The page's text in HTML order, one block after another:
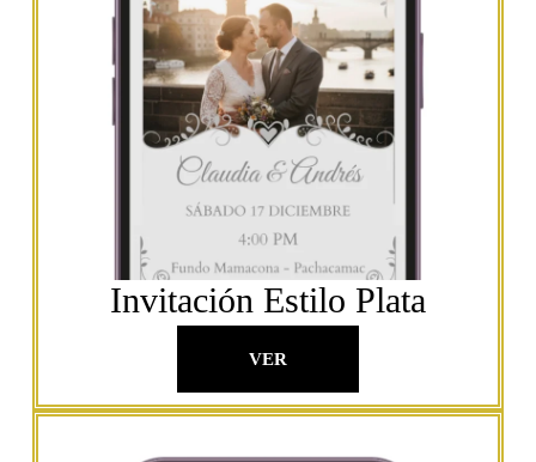
Invitación Estilo Plata
VER